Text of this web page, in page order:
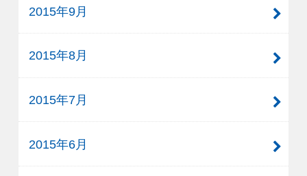
2015年9月
2015年8月
2015年7月
2015年6月